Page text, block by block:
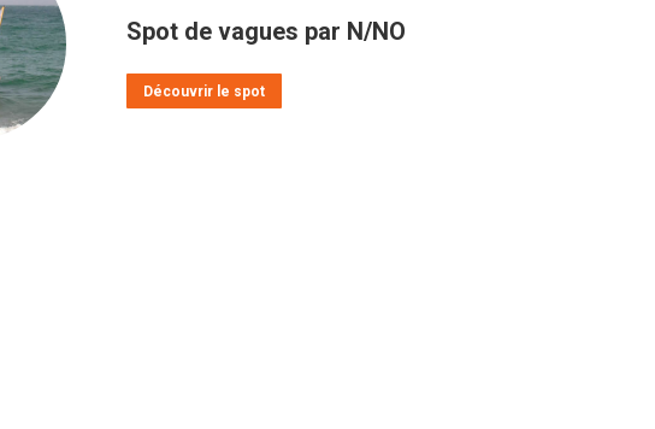
Spot de vagues par N/NO
Découvrir le spot